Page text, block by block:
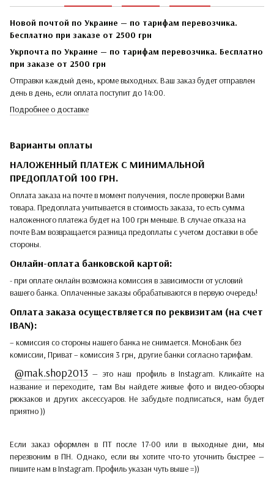
Новой почтой по Украине — по тарифам перевозчика.
Бесплатно при заказе от 2500 грн
Укрпочта по Украине — по тарифам перевозчика. Бесплатно
при заказе от 2500 грн
Отправки каждый день, кроме выходных. Ваш заказ будет отправлен
день в день, если оплата поступит до 14:00.
Подробнее о доставке
Варианты оплаты
НАЛОЖЕННЫЙ ПЛАТЕЖ С МИНИМАЛЬНОЙ
ПРЕДОПЛАТОЙ 100 ГРН.
Оплата заказа на почте в момент получения, после проверки Вами
товара. Предоплата учитывается в стоимость заказа, то есть сумма
наложенного платежа будет на 100 грн меньше. В случае отказа на
почте Вам возвращается разница предоплаты с учетом доставки в обе
стороны.
Онлайн-оплата банковской картой:
- при оплате онлайн возможна комиссия в зависимости от условий
вашего банка. Оплаченные заказы обрабатываются в первую очередь!
Оплата заказа осуществляется по реквизитам (на счет
IBAN):
– комиссия со стороны нашего банка не снимается. МоноБанк без
комиссии, Приват – комиссия 3 грн, другие банки согласно тарифам.
@mak.shop2013 — это наш профиль в Instagram. Кликайте на
название и переходите, там Вы найдете живые фото и видео-обзоры
рюкзаков и других аксессуаров. Не забудьте подписаться, нам будет
приятно ))
Если заказ оформлен в ПТ после 17-00 или в выходные дни, мы
перезвоним в ПН. Однако, если вы хотите что-то уточнить быстрее —
пишите нам в Instagram. Профиль указан чуть выше =))